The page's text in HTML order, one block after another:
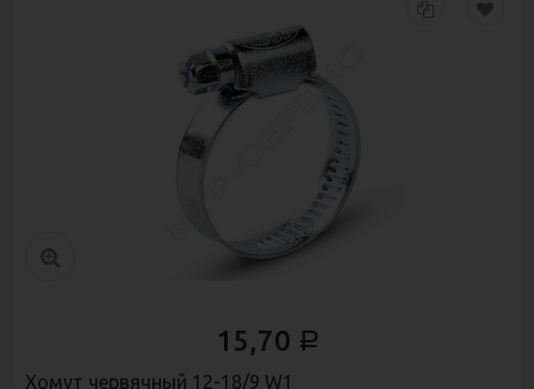
15,70 Р
Хомут червячный 12-18/9 W1